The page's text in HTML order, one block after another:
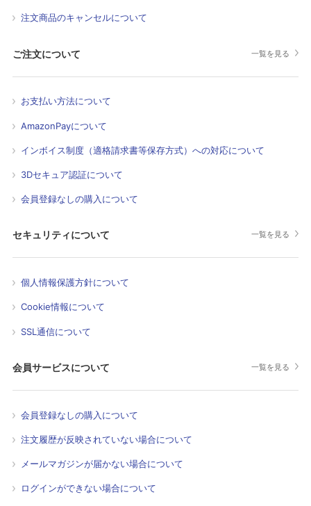
注文商品のキャンセルについて
ご注文について 一覧を見る
お支払い方法について
AmazonPayについて
インボイス制度（適格請求書等保存方式）への対応について
3Dセキュア認証について
会員登録なしの購入について
セキュリティについて 一覧を見る
個人情報保護方針について
Cookie情報について
SSL通信について
会員サービスについて 一覧を見る
会員登録なしの購入について
注文履歴が反映されていない場合について
メールマガジンが届かない場合について
ログインができない場合について